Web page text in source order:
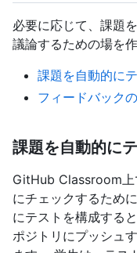
必要に応じて、課題
議論するための場を
課題を自動的に
フィードバック
課題を自動的に
GitHub Classroom上
にチェックするため
にテストを構成する
ポジトリにプッシュ